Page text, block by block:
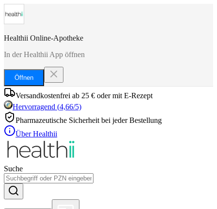
Healthii Online-Apotheke
In der Healthii App öffnen
Öffnen
Versandkostenfrei ab 25 € oder mit E-Rezept
Hervorragend (4,66/5)
Pharmazeutische Sicherheit bei jeder Bestellung
Über Healthii
Suche